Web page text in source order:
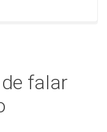
falar